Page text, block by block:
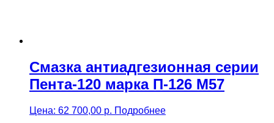
Смазка антиадгезионная серии
Пента-120 марка П-126 М57
Цена: 62 700,00 р. Подробнее